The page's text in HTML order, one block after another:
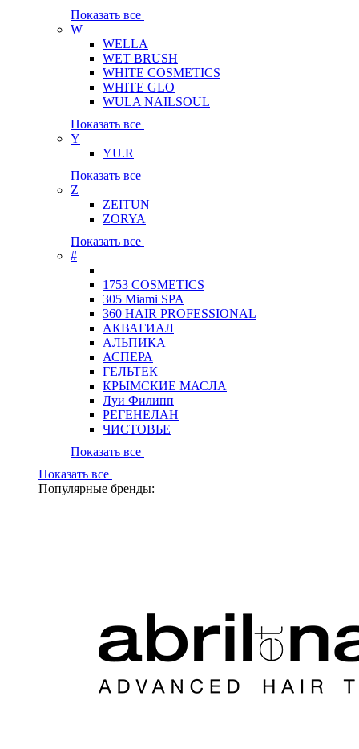
Показать все
W
WELLA
WET BRUSH
WHITE COSMETICS
WHITE GLO
WULA NAILSOUL
Показать все
Y
YU.R
Показать все
Z
ZEITUN
ZORYA
Показать все
#
1753 COSMETICS
305 Miami SPA
360 HAIR PROFESSIONAL
АКВАГИАЛ
АЛЬПИКА
АСПЕРА
ГЕЛЬТЕК
КРЫМСКИЕ МАСЛА
Луи Филипп
РЕГЕНЕЛАН
ЧИСТОВЬЕ
Показать все
Показать все
Популярные бренды: